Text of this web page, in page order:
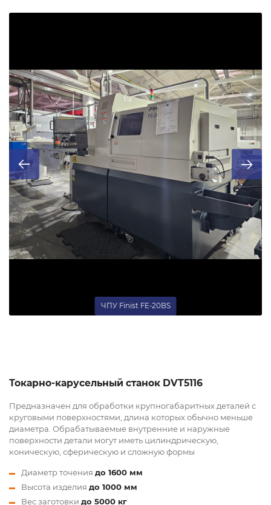
ЧПУ Finist FE-20BS
Токарно-карусельный станок DVT5116
Предназначен для обработки крупногабаритных деталей с
круговыми поверхностями, длина которых обычно меньше
диаметра. Обрабатываемые внутренние и наружные
поверхности детали могут иметь цилиндрическую,
коническую, сферическую и сложную формы
Диаметр точения до 1600 мм
Высота изделия до 1000 мм
Вес заготовки до 5000 кг